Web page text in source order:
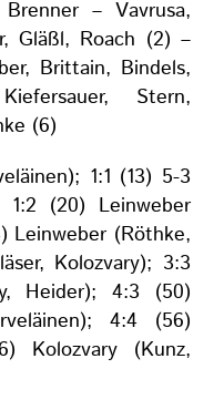
Brenner – Vavrusa,
Gläßl, Roach (2) –
Brittain, Bindels,
Stern,
(6)
1:1 (13) 5-3
1:2 (20) Leinweber
Leinweber (Röthke,
Kolozvary); 3:3
Heider); 4:3 (50)
4:4 (56)
Kolozvary (Kunz,